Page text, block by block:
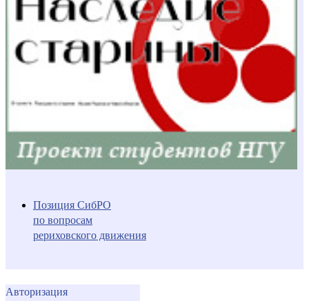
Позиция СибРО
по вопросам
рериховского движения
Авторизация